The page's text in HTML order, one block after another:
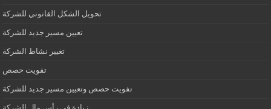
تحويل الشكل القانوني للشركة
تعيين مسير جديد للشركة
تغيير نشاط الشركة
تفويت حصص
تفويت حصص وتعيين مسير جديد للشركة